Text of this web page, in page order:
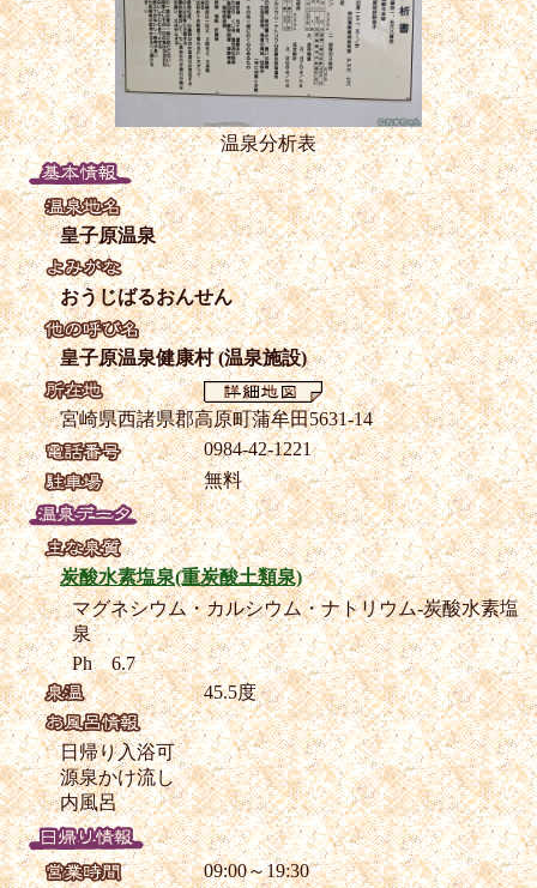
温泉分析表
皇子原温泉
おうじばるおんせん
皇子原温泉健康村 (温泉施設)
宮崎県西諸県郡高原町蒲牟田5631-14
0984-42-1221
無料
炭酸水素塩泉(重炭酸土類泉)
マグネシウム・カルシウム・ナトリウム-炭酸水素塩
泉
Ph 6.7
45.5度
日帰り入浴可
源泉かけ流し
内風呂
09:00～19:30